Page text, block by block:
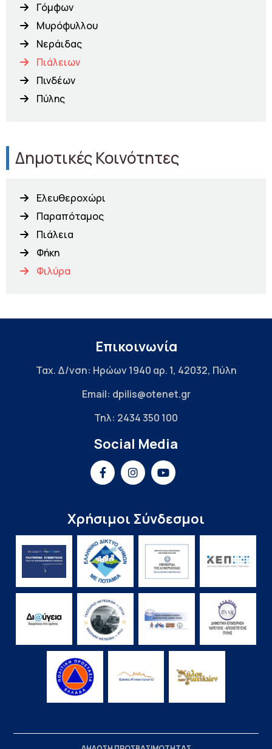
Γόμφων
Μυρόφυλλου
Νεράιδας
Πιάλειων
Πινδέων
Πύλης
Δημοτικές Κοινότητες
Ελευθεροχώρι
Παραπόταμος
Πιάλεια
Φήκη
Φιλύρα
Επικοινωνία
Ταχ. Δ/νση: Ηρώων 1940 αρ. 1, 42032, Πύλη
Email: dpilis@otenet.gr
Τηλ: 2434 350 100
Social Media
Χρήσιμοι Σύνδεσμοι